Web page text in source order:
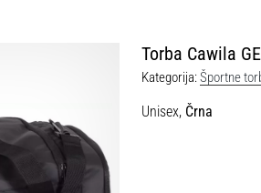
Torba Cawila
Kategorija:Športne
Unisex, Črna